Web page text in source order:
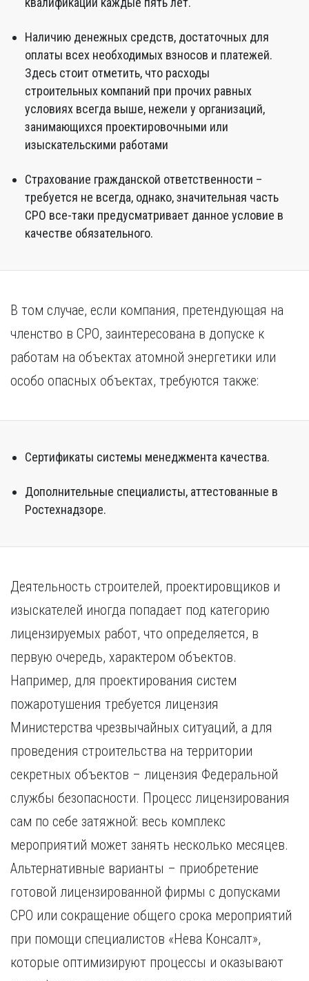
Наличию денежных средств, достаточных для
оплаты всех необходимых взносов и платежей.
Здесь стоит отметить, что расходы
строительных компаний при прочих равных
условиях всегда выше, нежели у организаций,
занимающихся проектировочными или
изыскательскими работами
Страхование гражданской ответственности –
требуется не всегда, однако, значительная часть
СРО все-таки предусматривает данное условие в
качестве обязательного.
В том случае, если компания, претендующая на
членство в СРО, заинтересована в допуске к
работам на объектах атомной энергетики или
особо опасных объектах, требуются также:
Сертификаты системы менеджмента качества.
Дополнительные специалисты, аттестованные в
Ростехнадзоре.
Деятельность строителей, проектировщиков и
изыскателей иногда попадает под категорию
лицензируемых работ, что определяется, в
первую очередь, характером объектов.
Например, для проектирования систем
пожаротушения требуется лицензия
Министерства чрезвычайных ситуаций, а для
проведения строительства на территории
секретных объектов – лицензия Федеральной
службы безопасности. Процесс лицензирования
сам по себе затяжной: весь комплекс
мероприятий может занять несколько месяцев.
Альтернативные варианты – приобретение
готовой лицензированной фирмы с допусками
СРО или сокращение общего срока мероприятий
при помощи специалистов «Нева Консалт»,
которые оптимизируют процессы и оказывают